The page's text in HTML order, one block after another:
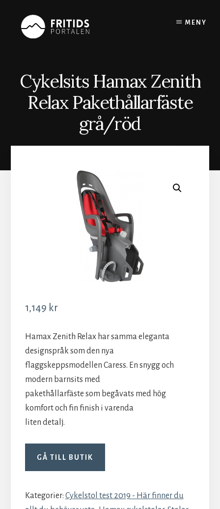
content
MENY
Cykelsits Hamax Zenith
Relax Pakethållarfäste
grå/röd
1,149 kr
Hamax Zenith Relax har samma eleganta
designspråk som den nya
flaggskeppsmodellen Caress. En snygg och
modern barnsits med
pakethållarfäste som begåvats med hög
komfort och fin finish i varenda
liten detalj.
GÅ TILL BUTIK
Kategorier: Cykelstol test 2019 - Här finner du